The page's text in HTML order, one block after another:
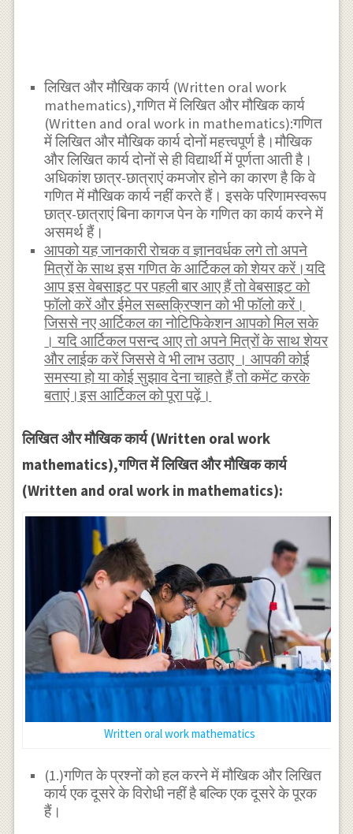
लिखित और मौखिक कार्य (Written oral work
mathematics),गणित में लिखित और मौखिक कार्य
(Written and oral work in mathematics):गणित
में लिखित और मौखिक कार्य दोनों महत्त्वपूर्ण है।मौखिक
और लिखित कार्य दोनों से ही विद्यार्थी में पूर्णता आती है।
अधिकांश छात्र-छात्राएं कमजोर होने का कारण है कि वे
गणित में मौखिक कार्य नहीं करते हैं। इसके परिणामस्वरूप
छात्र-छात्राएं बिना कागज पेन के गणित का कार्य करने में
असमर्थ हैं।
आपको यह जानकारी रोचक व ज्ञानवर्धक लगे तो अपने
मित्रों के साथ इस गणित के आर्टिकल को शेयर करें।यदि
आप इस वेबसाइट पर पहली बार आए हैं तो वेबसाइट को
फॉलो करें और ईमेल सब्सक्रिप्शन को भी फॉलो करें।
जिससे नए आर्टिकल का नोटिफिकेशन आपको मिल सके
। यदि आर्टिकल पसन्द आए तो अपने मित्रों के साथ शेयर
और लाईक करें जिससे वे भी लाभ उठाए । आपकी कोई
समस्या हो या कोई सुझाव देना चाहते हैं तो कमेंट करके
बताएं।इस आर्टिकल को पूरा पढ़ें।
लिखित और मौखिक कार्य (Written oral work
mathematics),गणित में लिखित और मौखिक कार्य
(Written and oral work in mathematics):
Written oral work mathematics
(1.)गणित के प्रश्नों को हल करने में मौखिक और लिखित
कार्य एक दूसरे के विरोधी नहीं है बल्कि एक दूसरे के पूरक
हैं।